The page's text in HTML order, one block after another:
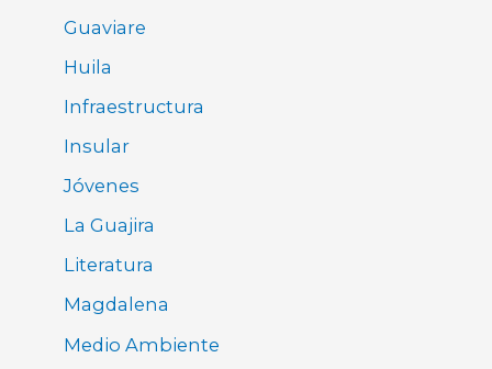
Guaviare
Huila
Infraestructura
Insular
Jóvenes
La Guajira
Literatura
Magdalena
Medio Ambiente